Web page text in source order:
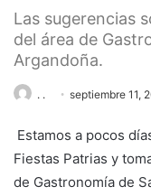
Las sugerencias
del área de
Argandoña.
. . septiembre 11,
Estamos a pocos
Fiestas Patrias y
de Gastronomía de